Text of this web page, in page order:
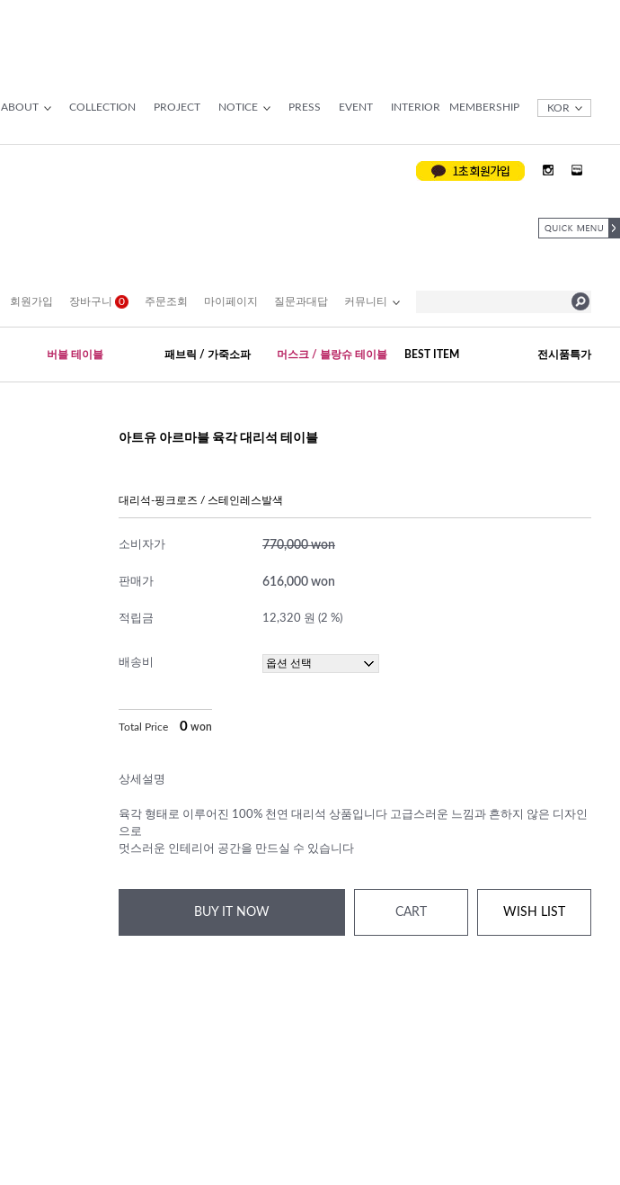
ABOUT COLLECTION PROJECT NOTICE PRESS EVENT INTERIOR MEMBERSHIP KOR
회원가입 장바구니 0 주문조회 마이페이지 질문과대답 커뮤니티
버블 테이블 패브릭 / 가죽소파 머스크 / 블랑슈 테이블 BEST ITEM 전시품특가
아트유 아르마블 육각 대리석 테이블
대리석-핑크로즈 / 스테인레스발색
소비자가 770,000 won
판매가 616,000 won
적립금 12,320 원 (2 %)
배송비
Total Price 0 won
상세설명
육각 형태로 이루어진 100% 천연 대리석 상품입니다 고급스러운 느낌과 흔하지 않은 디자인
으로
멋스러운 인테리어 공간을 만드실 수 있습니다
BUY IT NOW CART WISH LIST